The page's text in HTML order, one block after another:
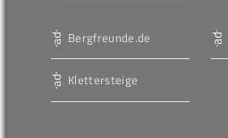
Bergfreunde.de
Klettersteige